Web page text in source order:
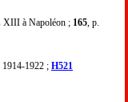
XIII à Napoléon ; 165 , p.
1914-1922 ; H521